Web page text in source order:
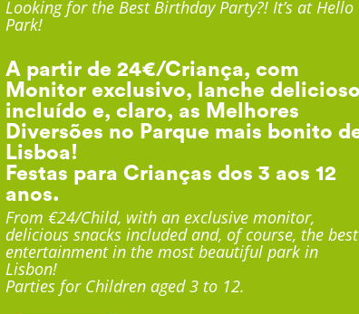
Festa de
desde 24€ por Criança
Com duração até 3 horas inesquecíveis,
exclusivo, sala exclusiva, lanche delicioso
Looking for the Best Birthday Party?! It’s at Hello
Park!
A partir de 24€/Criança, com
Monitor exclusivo, lanche delicioso
incluído e, claro, as Melhores
Diversões no Parque mais bonito
Lisboa!
Festas para Crianças dos 3 aos 12
anos.
From €24/Child, with an exclusive monitor,
delicious snacks included and, of course, the best
entertainment in the most beautiful park in
Lisbon!
Parties for Children aged 3 to 12.